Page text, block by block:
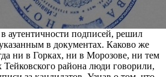
аутентичности подписей, решил
в документах. Каково же
ни в Горках, ни в Морозове, ни тем
Тейковского района люди говорили,